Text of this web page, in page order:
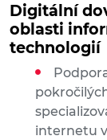
Digitální
oblasti
technologií
internetu